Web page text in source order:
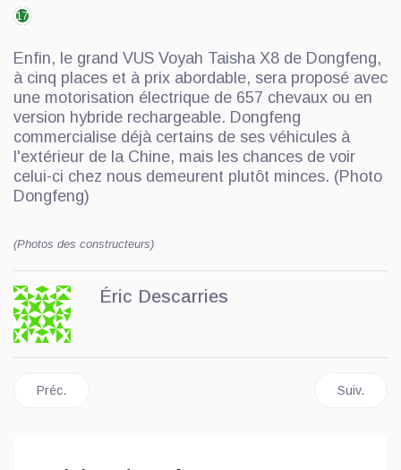
17
Enfin, le grand VUS Voyah Taisha X8 de Dongfeng,
à cinq places et à prix abordable, sera proposé avec
une motorisation électrique de 657 chevaux ou en
version hybride rechargeable. Dongfeng
commercialise déjà certains de ses véhicules à
l'extérieur de la Chine, mais les chances de voir
celui-ci chez nous demeurent plutôt minces. (Photo
Dongfeng)
(Photos des constructeurs)
Éric Descarries
Article précédent : Honda dévoile deux prototypes importants
Préc. Article
Suiv.